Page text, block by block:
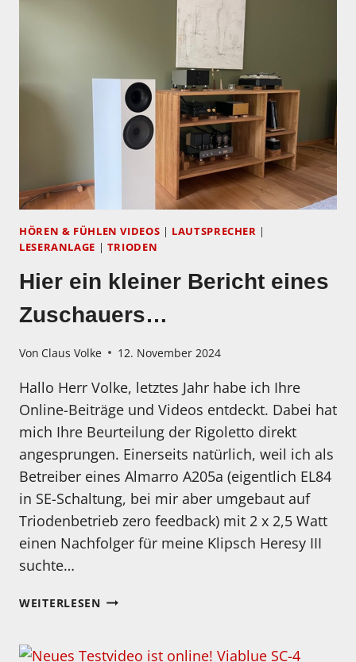
UND
VIELE
GROSSARTIGE U
ND P
HANTASTISCH K
HÖREN & FÜHLEN VIDEOS | LAUTSPRECHER |
LESERANLAGE | TRIODEN
Hier ein kleiner Bericht eines
Zuschauers…
Von Claus Volke 12. November 2024
Hallo Herr Volke, letztes Jahr habe ich Ihre
Online-Beiträge und Videos entdeckt. Dabei hat
mich Ihre Beurteilung der Rigoletto direkt
angesprungen. Einerseits natürlich, weil ich als
Betreiber eines Almarro A205a (eigentlich EL84
in SE-Schaltung, bei mir aber umgebaut auf
Triodenbetrieb zero feedback) mit 2 x 2,5 Watt
einen Nachfolger für meine Klipsch Heresy III
suchte…
WEITERLESENHIER
BERICHT